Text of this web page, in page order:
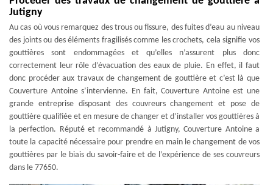
Jutigny
Au cas où vous remarquez des trous ou fissure, des fuites d’eau au niveau
des joints ou des éléments fragilisés comme les crochets, cela signifie vos
gouttières sont endommagées et qu’elles n’assurent plus donc
correctement leur rôle d’évacuation des eaux de pluie. En effet, il faut
donc procéder aux travaux de changement de gouttière et c’est là que
Couverture Antoine s’intervienne. En fait, Couverture Antoine est une
grande entreprise disposant des couvreurs changement et pose de
gouttière qualifiée et en mesure de changer et d’installer vos gouttières à
la perfection. Réputé et recommandé à Jutigny, Couverture Antoine a
toute la capacité nécessaire pour prendre en main le changement de vos
gouttières par le biais du savoir-faire et de l’expérience de ses couvreurs
dans le 77650.